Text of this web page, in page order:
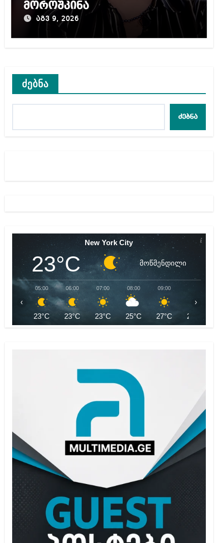
მოროშკინა
აგვ 9, 2026
ძებნა
ძებნა
New York City
23°C მოწმენდილი
05:00
23°C
06:00
23°C
07:00
23°C
08:00
25°C
09:00
27°C
10:00
29°C
‹ ›